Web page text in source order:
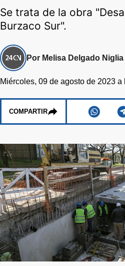
Se trata de la obra
Burzaco Sur".
Por Melisa Delgado Niglia
Miércoles, 09 de agosto de 2023 a
COMPARTIR